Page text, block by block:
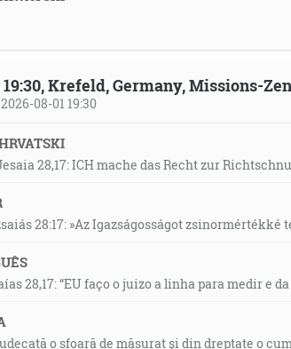
19:30, Krefeld, Germany, Missions-
08-01 19:30
28,17: ICH mache das Recht zur
28:17: »Az Igazságosságot
28,17: “EU faço o juizo a linha para medir e
o sfoară de măsurat și din dreptate o